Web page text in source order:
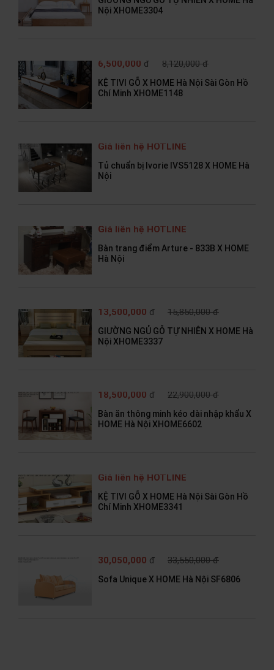
Nội XHOME3304
6,500,000 đ 8,120,000 đ
KỆ TIVI GỖ X HOME Hà Nội Sài Gòn Hồ
Chí Minh XHOME1148
Giá liên hệ HOTLINE
Tủ chuẩn bị Ivorie IVS5128 X HOME Hà
Nội
Giá liên hệ HOTLINE
Bàn trang điểm Arture - 833B X HOME
Hà Nội
13,500,000 đ 15,850,000 đ
GIƯỜNG NGỦ GỖ TỰ NHIÊN X HOME Hà
Nội XHOME3337
18,500,000 đ 22,900,000 đ
Bàn ăn thông minh kéo dài nhập khẩu X
HOME Hà Nội XHOME6602
Giá liên hệ HOTLINE
KỆ TIVI GỖ X HOME Hà Nội Sài Gòn Hồ
Chí Minh XHOME3341
30,050,000 đ 33,550,000 đ
Sofa Unique X HOME Hà Nội SF6806